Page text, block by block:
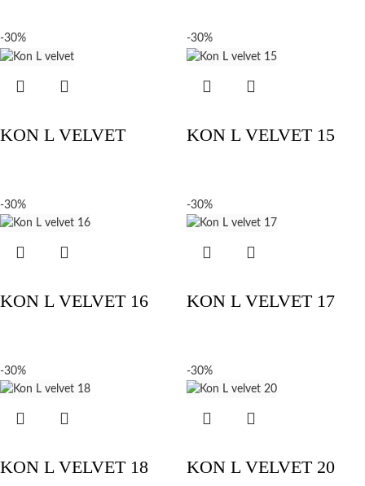
-30%
KON L VELVET
-30%
KON L VELVET 15
-30%
KON L VELVET 16
-30%
KON L VELVET 17
-30%
KON L VELVET 18
-30%
KON L VELVET 20